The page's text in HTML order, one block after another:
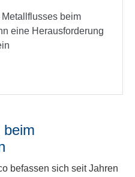
beim
eine Herausforderung
beim
befassen sich seit Jahren